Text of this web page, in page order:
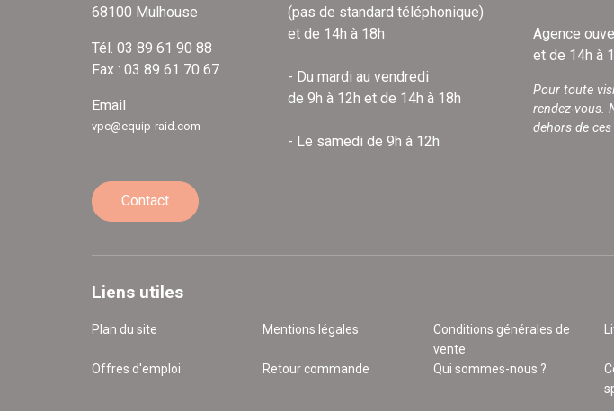
68100 Mulhouse
Tél. 03 89 61 90 88
Fax : 03 89 61 70 67
Email
vpc@equip-raid.com
(pas de standard téléphonique)
et de 14h à 18h
- Du mardi au vendredi
de 9h à 12h et de 14h à 18h
- Le samedi de 9h à 12h
Contact
Agence
et de 14h à
Pour toute
rendez-vous.
dehors de
Liens utiles
Plan du site Mentions légales
Conditions générales de
vente
Offres d'emploi Retour commande Qui sommes-nous ?